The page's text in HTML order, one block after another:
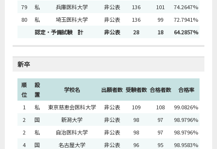
79
私 兵庫医科大学 非公表 136 101
74.2647%
80
私 埼玉医科大学 非公表 136 99
72.7941%
認定・予備試験 計
非公表 28 18 64.2857%
新卒
順
位
設
置
学校名 出願者数 受験者数 合格者数 合格率
1 私 東京慈恵会医科大学 非公表 109 108
99.0826%
2
国 新潟大学 非公表 98 97
98.9796%
2
私 自治医科大学 非公表 98 97
98.9796%
4
国 名古屋大学 非公表 96 95
98.9583%